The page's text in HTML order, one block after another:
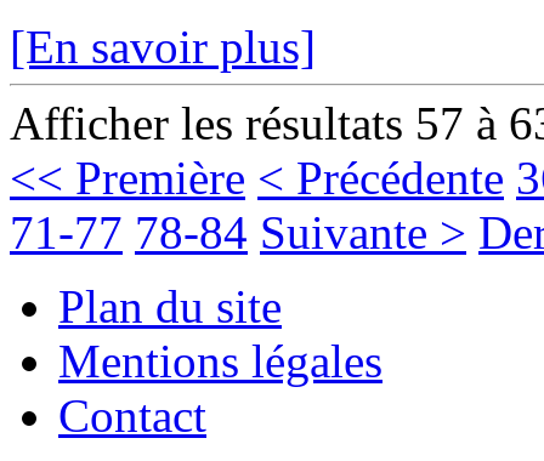
[En savoir plus]
Afficher les résultats 57 à
<< Première < Précédente
71-77 78-84 Suivante >
Plan du site
Mentions légales
Contact